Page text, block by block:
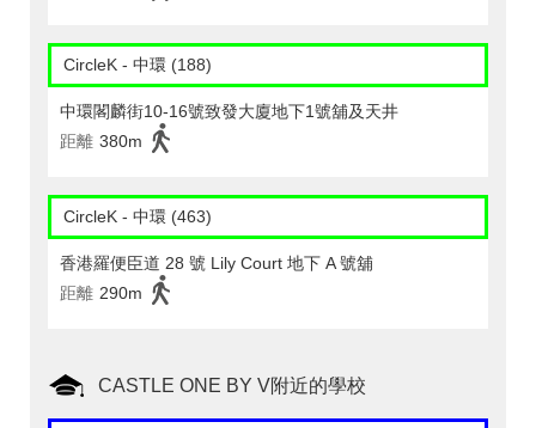
CircleK - 中環 (188)
中環閣麟街10-16號致發大廈地下1號舖及天井
距離 380m
CircleK - 中環 (463)
香港羅便臣道 28 號 Lily Court 地下 A 號舖
距離 290m
CASTLE ONE BY V附近的學校